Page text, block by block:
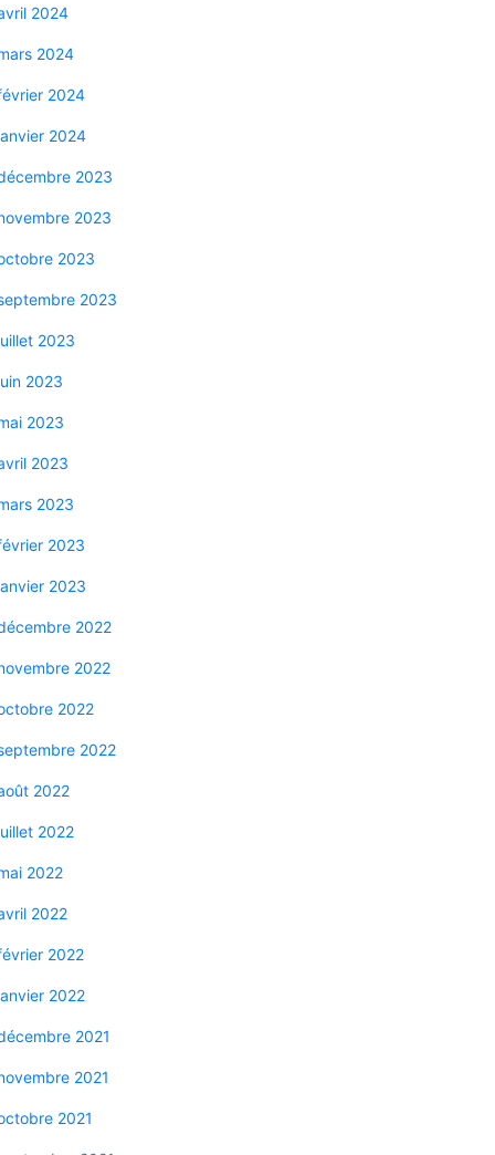
2024
2024
2024
2024
2023
2023
2023
2023
2023
2023
2023
2023
2023
2023
2023
2022
2022
2022
2022
2022
2022
2022
2022
2022
2022
2021
2021
2021